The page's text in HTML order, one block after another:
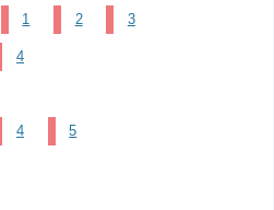
1 2 3
4
4 5